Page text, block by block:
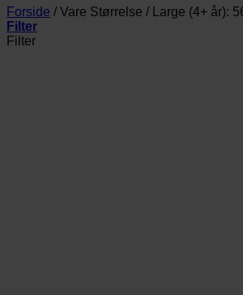
Forside / Vare Størrelse / Large (4+ år):
Filter
Filter